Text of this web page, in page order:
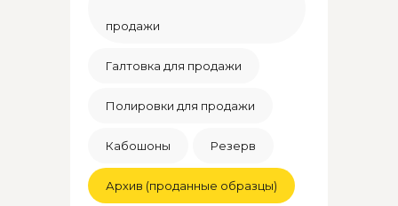
продажи
Галтовка для продажи
Полировки для продажи
Кабошоны Резерв
Архив (проданные образцы)